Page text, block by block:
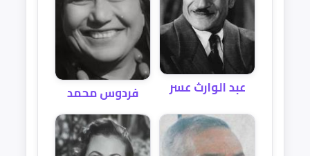
عبد الوارث عسر فردوس محمد